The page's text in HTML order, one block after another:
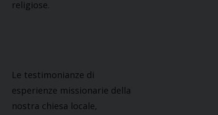
religiose.
Le testimonianze di
esperienze missionarie della
nostra chiesa locale,